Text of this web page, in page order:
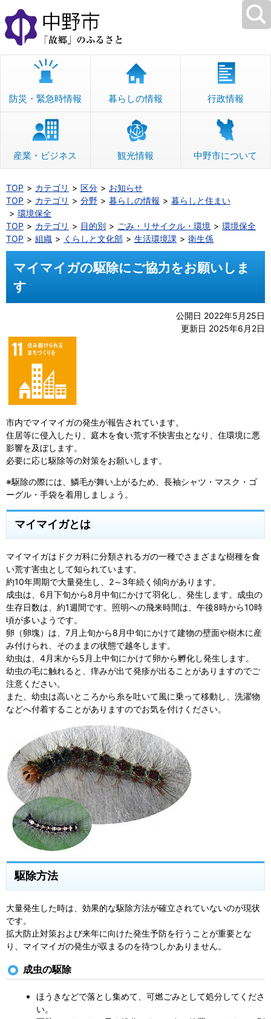
本
文
へ
移
防災・緊急時情報 暮らしの情報 行政情報
産業・ビジネス 観光情報 中野市について
TOP カテゴリ 区分
お知らせ
TOP
カテゴリ 分野 暮らしの情報
暮らしと住まい
環境保全
TOP
カテゴリ 目的別 ごみ・リサイクル・環境
環境保全
TOP
組織 くらしと文化部 生活環境課 衛生係
マイマイガの駆除にご協力をお願いしま
す
公開日 2022年5月25日
更新日 2025年6月2日
市内でマイマイガの発生が報告されています。
住居等に侵入したり、庭木を食い荒す不快害虫となり、住環境に悪
影響を及ぼします。
必要に応じ駆除等の対策をお願いします。
※駆除の際には、鱗毛が舞い上がるため、長袖シャツ・マスク・ゴ
ーグル・手袋を着用しましょう。
マイマイガとは
マイマイガはドクガ科に分類されるガの一種でさまざまな樹種を食
い荒す害虫として知られています。
約10年周期で大量発生し、2～3年続く傾向があります。
成虫は、6月下旬から8月中旬にかけて羽化し、発生します。成虫の
生存日数は、約1週間です。照明への飛来時間は、午後8時から10時
頃が多いようです。
卵（卵塊）は、7月上旬から8月中旬にかけて建物の壁面や樹木に産
み付けられ、そのままの状態で越冬します。
幼虫は、4月末から5月上中旬にかけて卵から孵化し発生します。
幼虫の毛に触れると、痒みが出て発疹が出ることがありますのでご
注意ください。
また、幼虫は高いところから糸を吐いて風に乗って移動し、洗濯物
などへ付着することがありますのでお気を付けください。
駆除方法
大量発生した時は、効果的な駆除方法が確立されていないのが現状
です。
拡大防止対策および来年に向けた発生予防を行うことが重要とな
り、マイマイガの発生が収まるのを待つしかありません。
成虫の駆除
ほうきなどで落とし集めて、可燃ごみとして処分してくださ
い。